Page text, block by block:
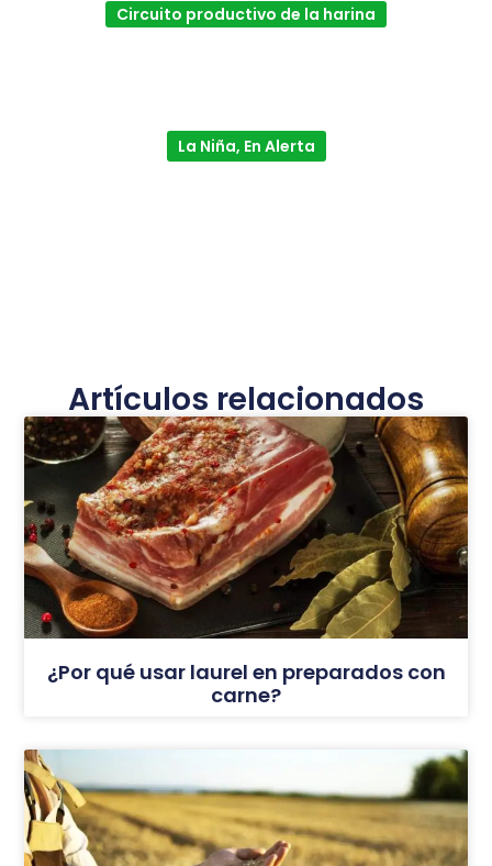
Circuito productivo de la harina
La Niña, En Alerta
Artículos relacionados
¿Por qué usar laurel en preparados con
carne?